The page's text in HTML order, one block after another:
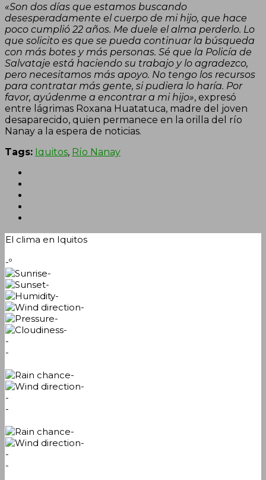
«Son dos días que estamos buscando
desesperadamente el cuerpo de mi hijo, que hace
poco cumplió 22 años. Me duele el alma perderlo. Lo
que solicito es que se pueda continuar la búsqueda
con más botes y más personas. Sé que la Policía de
Salvataje está haciendo su trabajo y lo agradezco,
pero necesitamos más apoyo. No tengo los recursos
para contratar más gente, si pudiera lo haría. Por
favor, ayúdenme a encontrar a mi hijo», expresó
entre lágrimas Roxana Huatatuca, madre del joven
desaparecido, quien permanece en la orilla del río
Nanay a la espera de noticias.
Tags: Iquitos, Río Nanay
El clima en Iquitos
-º
-
-
-
-
-
-
-
-
-
-
-
-
-
-
-
-